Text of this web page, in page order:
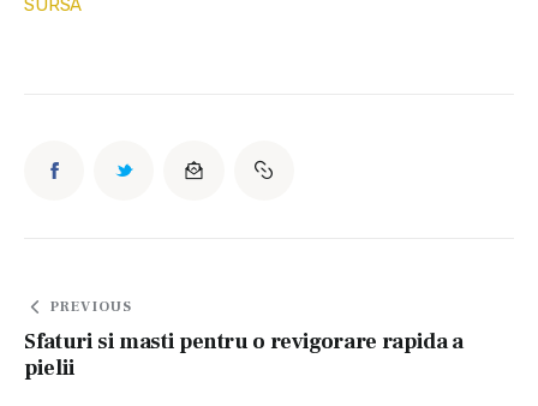
SURSA
Navigare
în
articole
PREVIOUS
Sfaturi si masti pentru o revigorare rapida a
pielii